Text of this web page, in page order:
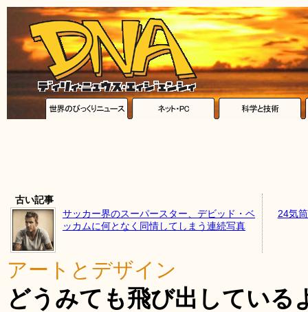
古い記事
サッカー界のスーパースター、デビッド・ベ
ッカムに何となく同情してしまう連続写真
24気
アートとデザイン
どうみても飛び出している